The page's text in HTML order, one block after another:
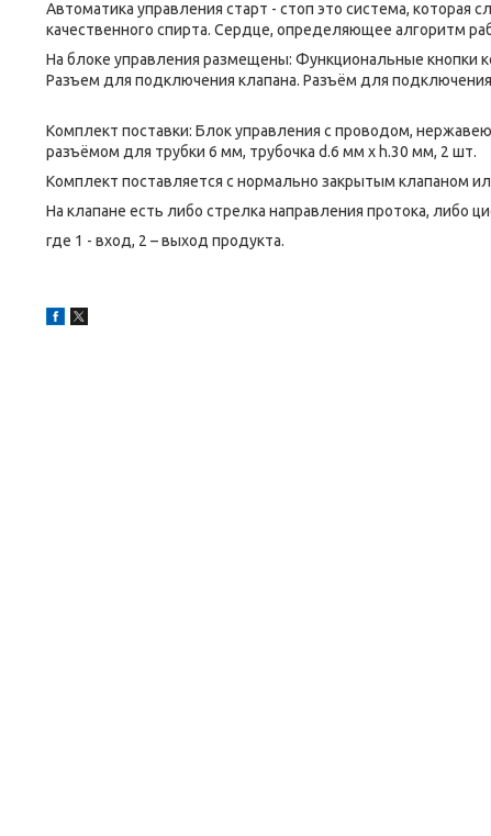
Автоматика управления старт - стоп это система,
качественного спирта. Сердце, определяющее алгоритм
На блоке управления размещены: Функциональные кнопки
Разъем для подключения клапана. Разъём для
Комплект поставки: Блок управления с проводом,
разъёмом для трубки 6 мм, трубочка d.6 мм х h.30 мм, 2 шт.
Комплект поставляется с нормально закрытым клапаном
На клапане есть либо стрелка направления протока, либо
где 1 - вход, 2 – выход продукта.